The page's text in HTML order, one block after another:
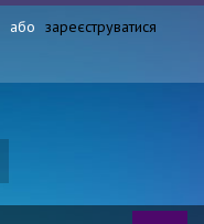
або зареєструватися